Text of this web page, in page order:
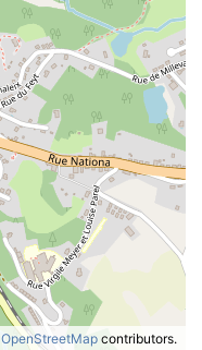
OpenStreetMap contributors.